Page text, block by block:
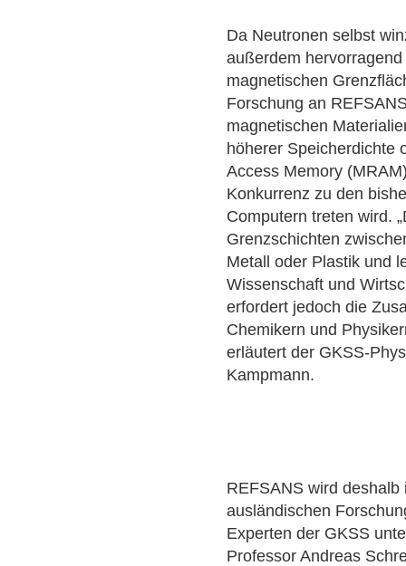
Da Neutronen selbst
außerdem
magnetischen
Forschung an
magnetischen
höherer Speicherdichte
Access Memory
Konkurrenz zu den
Computern treten wird.
Grenzschichten
Metall oder Plastik und
Wissenschaft und
erfordert jedoch die
Chemikern und
erläutert der GKSS-
Kampmann.
REFSANS wird
ausländischen
Experten der GKSS
Professor Andreas